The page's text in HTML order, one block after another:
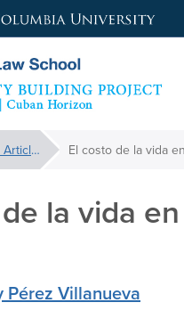
to
main
content
Artículos | Articles
la vida en
Pérez Villanueva